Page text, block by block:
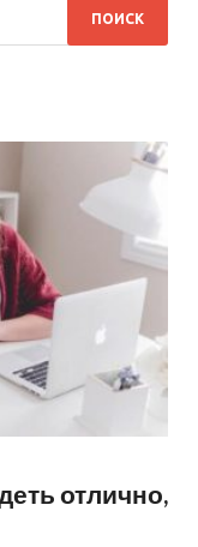
отлично,